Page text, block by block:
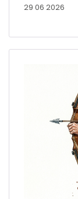
29 06 2026